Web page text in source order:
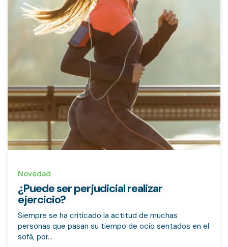
Novedad
¿Puede ser perjudicial realizar
ejercicio?
Siempre se ha criticado la actitud de muchas
personas que pasan su tiempo de ocio sentados en el
sofá, por...